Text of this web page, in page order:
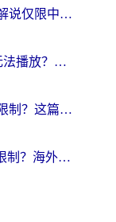
在澳大利亚看B站世界杯中文解说仅限中国大陆？这篇指南帮你打破限制看遍赛事
在海外看CCTV5世界杯直播无法播放？这篇指南让你和国内球迷同步呐喊
在韩国看B站世界杯直播地区限制？这篇指南让你告别“当前地区不可播放”
在越南看B站世界杯当前IP受限制？海外党体育观赛终极指南来了